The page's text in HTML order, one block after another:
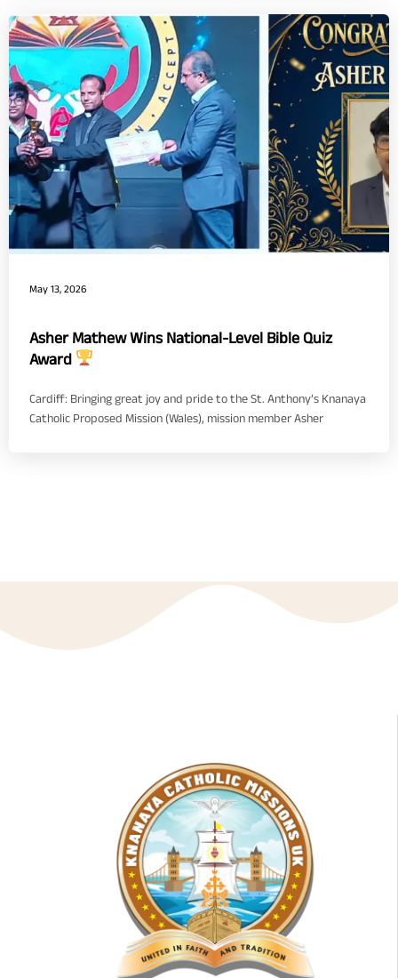
May 13, 2026
Asher Mathew Wins National-Level Bible Quiz
Award
Cardiff: Bringing great joy and pride to the St. Anthony’s Knanaya
Catholic Proposed Mission (Wales), mission member Asher